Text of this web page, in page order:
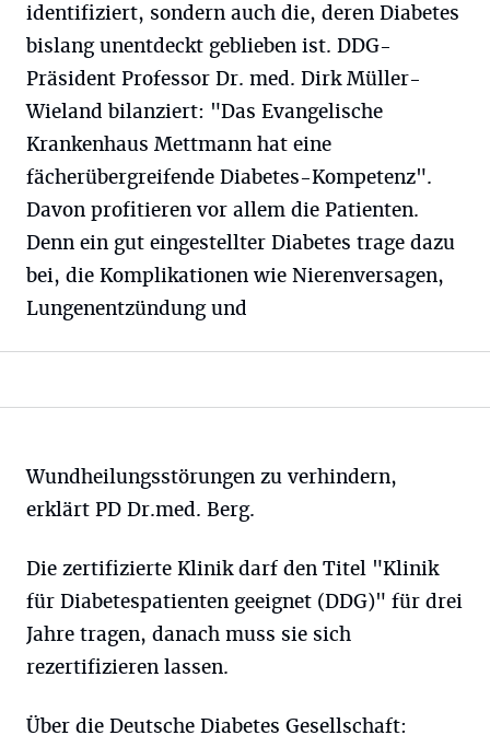
identifiziert, sondern auch die, deren Diabetes
bislang unentdeckt geblieben ist. DDG-
Präsident Professor Dr. med. Dirk Müller-
Wieland bilanziert: "Das Evangelische
Krankenhaus Mettmann hat eine
fächerübergreifende Diabetes-Kompetenz".
Davon profitieren vor allem die Patienten.
Denn ein gut eingestellter Diabetes trage dazu
bei, die Komplikationen wie Nierenversagen,
Lungenentzündung und
Wundheilungsstörungen zu verhindern,
erklärt PD Dr.med. Berg.
Die zertifizierte Klinik darf den Titel "Klinik
für Diabetespatienten geeignet (DDG)" für drei
Jahre tragen, danach muss sie sich
rezertifizieren lassen.
Über die Deutsche Diabetes Gesellschaft: